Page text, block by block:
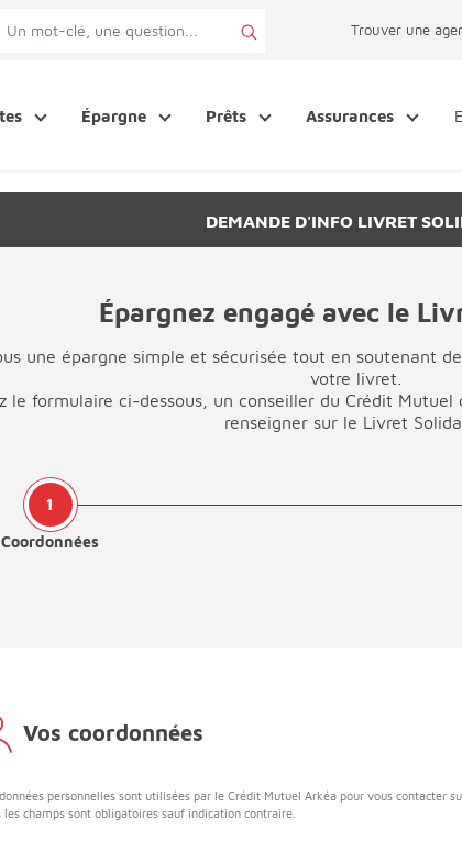
Trouver une
Épargne Prêts Assurances
DEMANDE D'INFO LIVRET
Épargnez engagé avec le
une épargne simple et sécurisée tout en soutenant
votre livret.
le formulaire ci-dessous, un conseiller du Crédit
renseigner sur le Livret
Coordonnées
Vos coordonnées
personnelles sont utilisées par le Crédit Mutuel Arkéa pour vous contacter
les champs sont obligatoires sauf indication contraire.